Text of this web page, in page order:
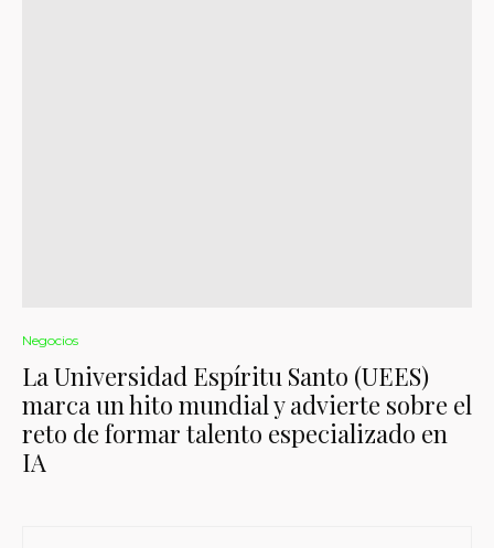
Negocios
La Universidad Espíritu Santo (UEES)
marca un hito mundial y advierte sobre el
reto de formar talento especializado en
IA